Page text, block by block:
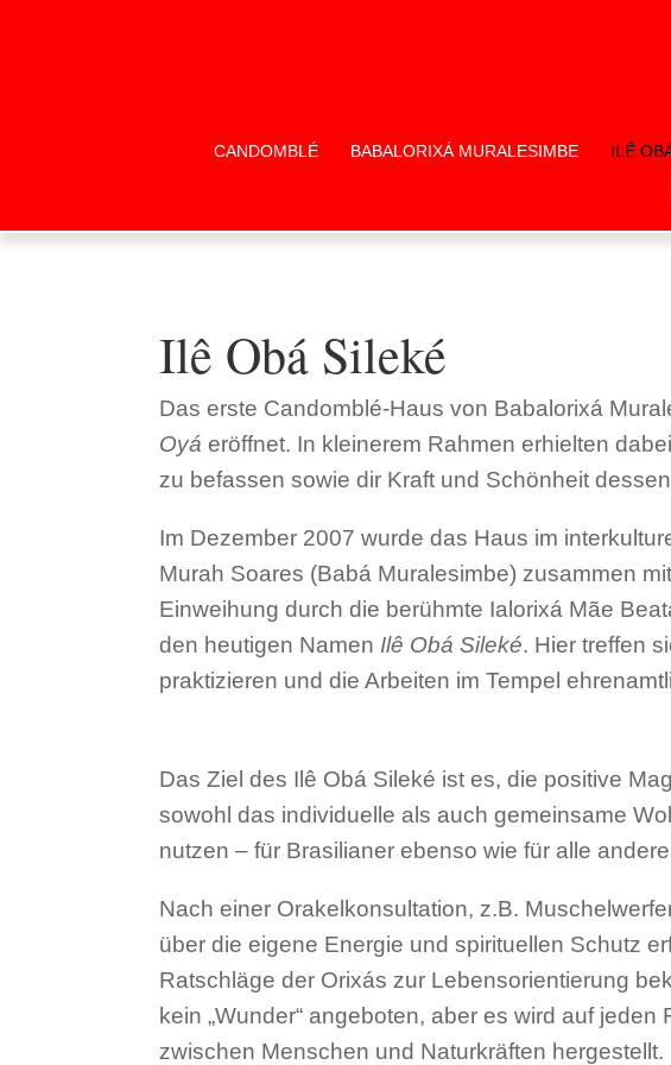
CANDOMBLÉ BABALORIXÁ MURALESIMBE ILÊ
Ilê Obá Sileké
Das erste Candomblé-Haus von Babalorixá
Oyá eröffnet. In kleinerem Rahmen erhielten
zu befassen sowie dir Kraft und Schönheit
Im Dezember 2007 wurde das Haus im
Murah Soares (Babá Muralesimbe) zusammen
Einweihung durch die berühmte Ialorixá Mãe
den heutigen Namen Ilê Obá Sileké. Hier treffen
praktizieren und die Arbeiten im Tempel
​Das Ziel des Ilê Obá Sileké ist es, die positive
sowohl das individuelle als auch gemeinsame
nutzen – für Brasilianer ebenso wie für alle
Nach einer Orakelkonsultation, z.B.
über die eigene Energie und spirituellen Schutz
Ratschläge der Orixás zur Lebensorientierung
kein „Wunder“ angeboten, aber es wird auf jeden
zwischen Menschen und Naturkräften hergestellt.